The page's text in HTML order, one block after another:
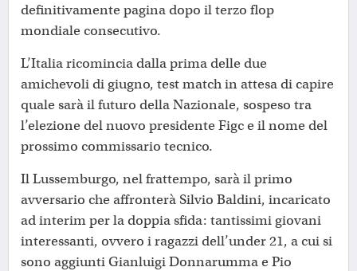
definitivamente pagina dopo il terzo flop
mondiale consecutivo.
L’Italia ricomincia dalla prima delle due
amichevoli di giugno, test match in attesa di capire
quale sarà il futuro della Nazionale, sospeso tra
l’elezione del nuovo presidente Figc e il nome del
prossimo commissario tecnico.
Il Lussemburgo, nel frattempo, sarà il primo
avversario che affronterà Silvio Baldini, incaricato
ad interim per la doppia sfida: tantissimi giovani
interessanti, ovvero i ragazzi dell’under 21, a cui si
sono aggiunti Gianluigi Donnarumma e Pio